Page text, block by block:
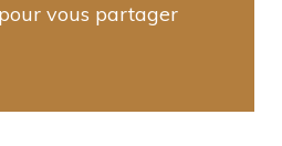
vous partager